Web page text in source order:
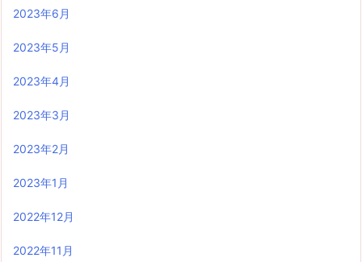
2023年6月
2023年5月
2023年4月
2023年3月
2023年2月
2023年1月
2022年12月
2022年11月